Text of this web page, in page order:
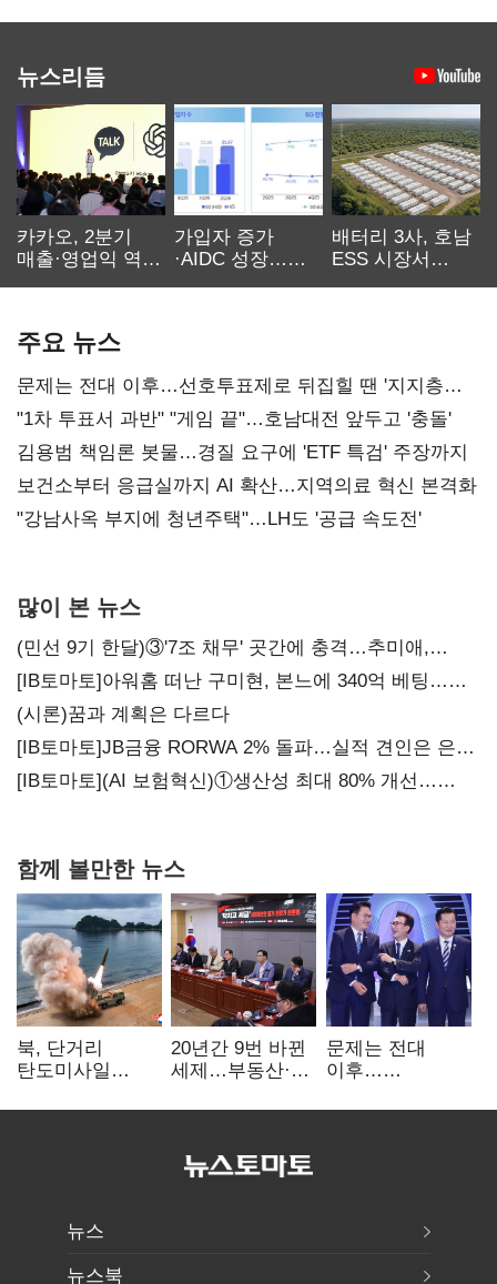
뉴스리듬
카카오, 2분기
매출·영업익 역대
가입자 증가
·AIDC 성장…
배터리 3사, 호남
ESS 시장서
주요 뉴스
문제는 전대 이후…선호투표제로 뒤집힐 땐 '지지층
불복'
"1차 투표서 과반" "게임 끝"…호남대전 앞두고 '충돌'
김용범 책임론 봇물…경질 요구에 'ETF 특검' 주장까지
보건소부터 응급실까지 AI 확산…지역의료 혁신 본격화
"강남사옥 부지에 청년주택"…LH도 '공급 속도전'
많이 본 뉴스
(민선 9기 한달)③'7조 채무' 곳간에 충격…추미애,
20년만에 '비상재정' 선언 승부수
[IB토마토]아워홈 떠난 구미현, 본느에 340억 베팅…
가족 지배체제 구축
(시론)꿈과 계획은 다르다
[IB토마토]JB금융 RORWA 2% 돌파…실적 견인은 은행
아닌 캐피탈
[IB토마토](AI 보험혁신)①생산성 최대 80% 개선…
함께 볼만한 뉴스
북, 단거리
탄도미사일
"즉각 중단 촉구"
20년간 9번 바뀐
세제…부동산·
건드렸다
문제는 전대
이후…
뒤집힐 땐
뉴스
뉴스북